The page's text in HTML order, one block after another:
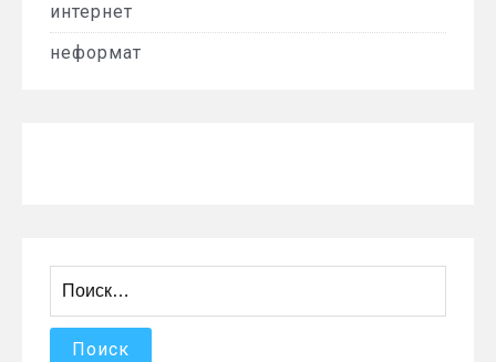
интернет
неформат